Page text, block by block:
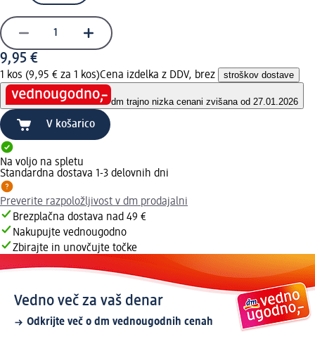
9,95 €
1 kos (9,95 € za 1 kos)Cena izdelka z DDV, brez stroškov dostave
dm trajno nizka cenani zvišana od 27.01.2026
V košarico
Na voljo na spletu
Standardna dostava 1-3 delovnih dni
Preverite razpoložljivost v dm prodajalni
Brezplačna dostava nad 49 €
Nakupujte vednougodno
Zbirajte in unovčujte točke
Vedno več za vaš denar
Odkrijte več o dm vednougodnih cenah